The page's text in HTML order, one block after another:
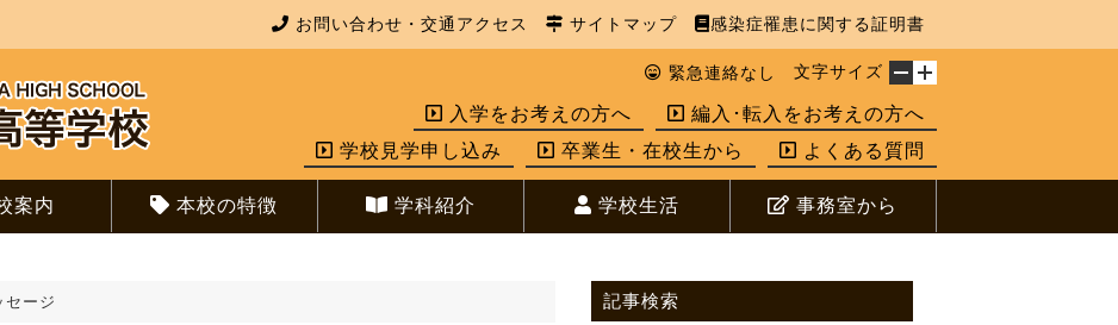
お問い合わせ・交通アクセス サイトマップ 感染症罹患に関する証明書
文字サイズ
緊急連絡なし
編入･転入をお考えの方へ
入学をお考えの方へ
よくある質問
卒業生・在校生から
学校見学申し込み
案内 本校の特徴 学科紹介 学校生活 事務室から
セージ 記事検索